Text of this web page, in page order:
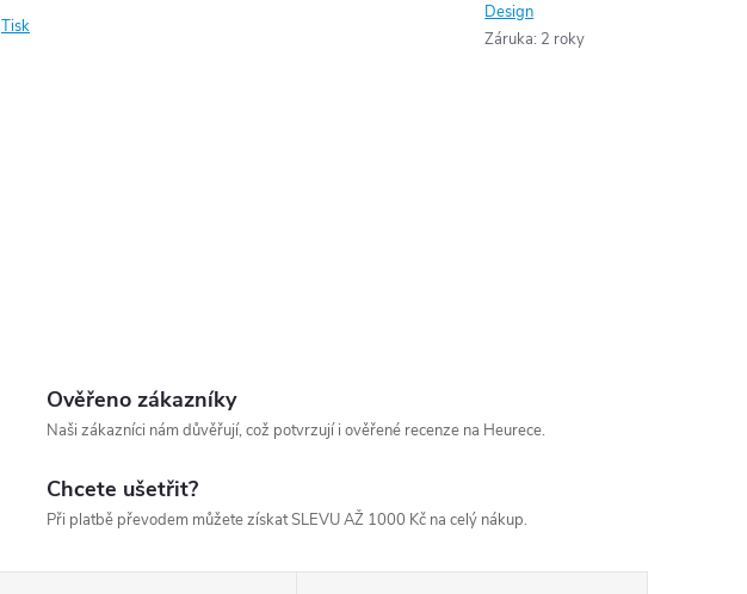
Tisk
Design
Záruka: 2 roky
Ověřeno zákazníky
Naši zákazníci nám důvěřují, což potvrzují i ověřené recenze na Heurece.
Chcete ušetřit?
Při platbě převodem můžete získat SLEVU AŽ 1000 Kč na celý nákup.